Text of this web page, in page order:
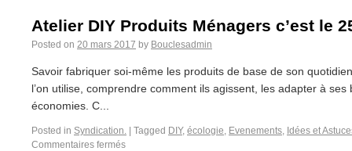
Atelier DIY Produits Ménagers c’est le
Posted on 20 mars 2017 by Bouclesadmin
Savoir fabriquer soi-même les produits de base de son
l’on utilise, comprendre comment ils agissent, les adapter à
économies. C...
Posted in Syndication. Tagged DIY, écologie, Evenements, Idées et
Commentaires fermés